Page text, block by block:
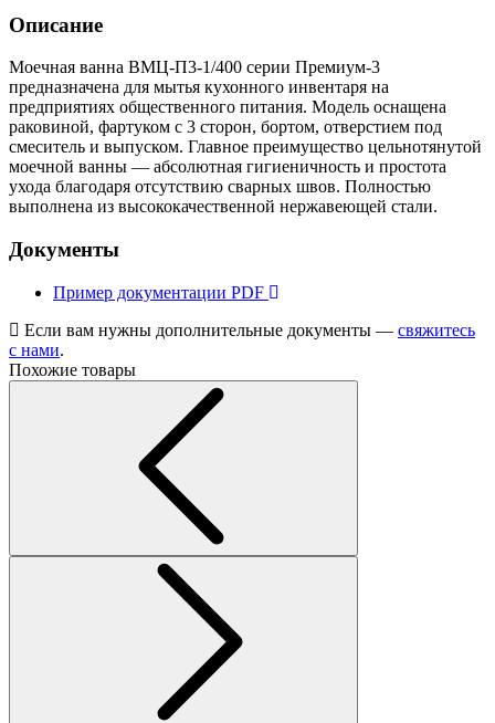
Описание
Моечная ванна ВМЦ-П3-1/400 серии Премиум-3
предназначена для мытья кухонного инвентаря на
предприятиях общественного питания. Модель оснащена
раковиной, фартуком с 3 сторон, бортом, отверстием под
смеситель и выпуском. Главное преимущество цельнотянутой
моечной ванны — абсолютная гигиеничность и простота
ухода благодаря отсутствию сварных швов. Полностью
выполнена из высококачественной нержавеющей стали.
Документы
Пример документации PDF
Если вам нужны дополнительные документы — свяжитесь
с нами.
Похожие товары